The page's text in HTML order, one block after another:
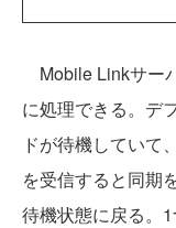
Mobile Linkサー
に処理できる。デ
ドが待機していて
を受信すると同期
待機状態に戻る。